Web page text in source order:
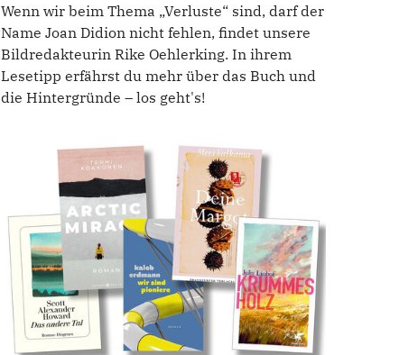
Wenn wir beim Thema „Verluste“ sind, darf der
Name Joan Didion nicht fehlen, findet unsere
Bildredakteurin Rike Oehlerking. In ihrem
Lesetipp erfährst du mehr über das Buch und
die Hintergründe – los geht's!